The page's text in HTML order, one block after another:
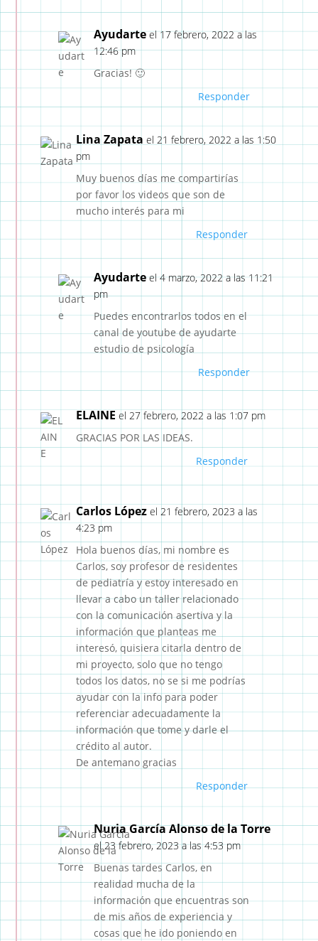
Ayudarte el 17 febrero, 2022 a las
12:46 pm
Gracias! 🙂
Responder
Lina Zapata el 21 febrero, 2022 a las 1:50
pm
Muy buenos días me compartirías
por favor los videos que son de
mucho interés para mi
Responder
Ayudarte el 4 marzo, 2022 a las 11:21
pm
Puedes encontrarlos todos en el
canal de youtube de ayudarte
estudio de psicología
Responder
ELAINE el 27 febrero, 2022 a las 1:07 pm
GRACIAS POR LAS IDEAS.
Responder
Carlos López el 21 febrero, 2023 a las
4:23 pm
Hola buenos días, mi nombre es
Carlos, soy profesor de residentes
de pediatría y estoy interesado en
llevar a cabo un taller relacionado
con la comunicación asertiva y la
información que planteas me
interesó, quisiera citarla dentro de
mi proyecto, solo que no tengo
todos los datos, no se si me podrías
ayudar con la info para poder
referenciar adecuadamente la
información que tome y darle el
crédito al autor.
De antemano gracias
Responder
Nuria García Alonso de la Torre
el 23 febrero, 2023 a las 4:53 pm
Buenas tardes Carlos, en
realidad mucha de la
información que encuentras son
de mis años de experiencia y
cosas que he ido poniendo en